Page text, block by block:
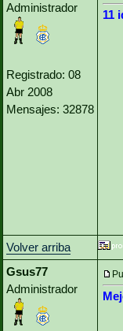
Administrador
Registrado: 08
Abr 2008
Mensajes: 32878
11
Volver arriba
Gsus77
Administrador